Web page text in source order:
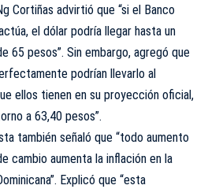
Cortiñas advirtió que “si el Banco
el dólar podría llegar hasta un
65 pesos”. Sin embargo, agregó que
podrían llevarlo al
ellos tienen en su proyección oficial,
a 63,40 pesos”.
también señaló que “todo aumento
cambio aumenta la inflación en la
Explicó que “esta